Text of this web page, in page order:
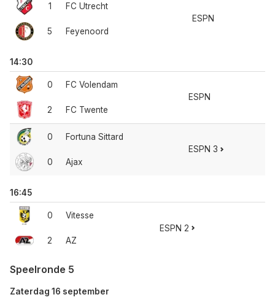
1
5
FC Utrecht
Feyenoord
ESPN
14:30
0
2
FC Volendam
FC Twente
ESPN
0
0
Fortuna Sittard
Ajax
ESPN 3
16:45
0
2
Vitesse
AZ
ESPN 2
Speelronde 5
Zaterdag 16 september